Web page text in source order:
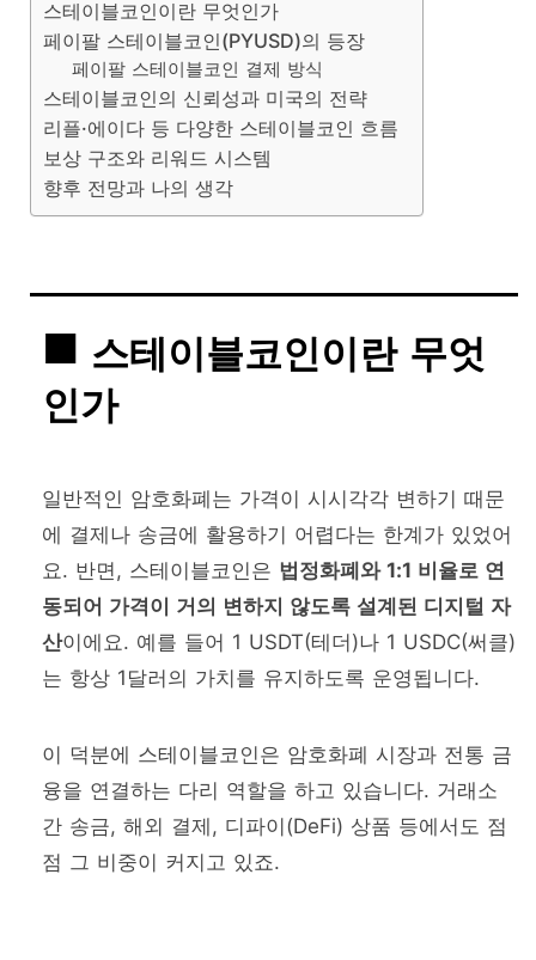
스테이블코인이란 무엇인가
페이팔 스테이블코인(PYUSD)의 등장
페이팔 스테이블코인 결제 방식
스테이블코인의 신뢰성과 미국의 전략
리플·에이다 등 다양한 스테이블코인 흐름
보상 구조와 리워드 시스템
향후 전망과 나의 생각
스테이블코인이란 무엇
인가
일반적인 암호화폐는 가격이 시시각각 변하기 때문
에 결제나 송금에 활용하기 어렵다는 한계가 있었어
요. 반면, 스테이블코인은 법정화폐와 1:1 비율로 연
동되어 가격이 거의 변하지 않도록 설계된 디지털 자
산이에요. 예를 들어 1 USDT(테더)나 1 USDC(써클)
는 항상 1달러의 가치를 유지하도록 운영됩니다.
이 덕분에 스테이블코인은 암호화폐 시장과 전통 금
융을 연결하는 다리 역할을 하고 있습니다. 거래소
간 송금, 해외 결제, 디파이(DeFi) 상품 등에서도 점
점 그 비중이 커지고 있죠.